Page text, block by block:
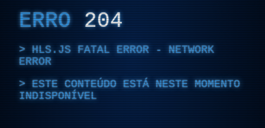
ERRO 204
HLS.JS FATAL ERROR - NETWORK
ERROR
ESTE CONTEÚDO ESTÁ NESTE MOMENTO
INDISPONÍVEL